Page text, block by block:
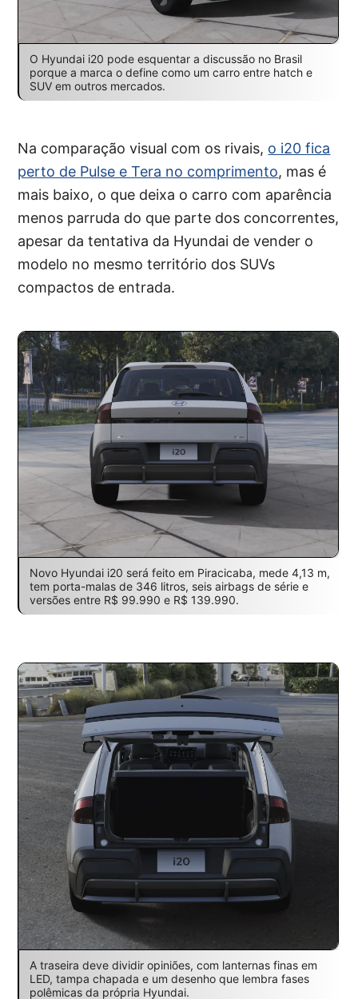
O Hyundai i20 pode esquentar a discussão no Brasil
porque a marca o define como um carro entre hatch e
SUV em outros mercados.
Na comparação visual com os rivais, o i20 fica
perto de Pulse e Tera no comprimento, mas é
mais baixo, o que deixa o carro com aparência
menos parruda do que parte dos concorrentes,
apesar da tentativa da Hyundai de vender o
modelo no mesmo território dos SUVs
compactos de entrada.
Novo Hyundai i20 será feito em Piracicaba, mede 4,13 m,
tem porta-malas de 346 litros, seis airbags de série e
versões entre R$ 99.990 e R$ 139.990.
A traseira deve dividir opiniões, com lanternas finas em
LED, tampa chapada e um desenho que lembra fases
polêmicas da própria Hyundai.